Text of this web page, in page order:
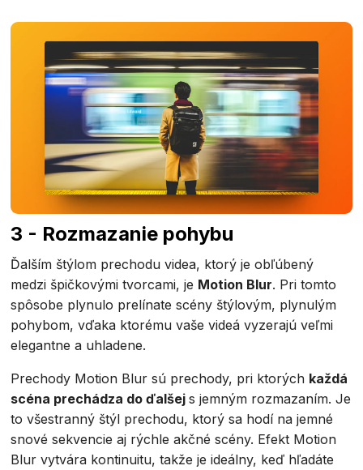
3 - Rozmazanie pohybu
Ďalším štýlom prechodu videa, ktorý je obľúbený
medzi špičkovými tvorcami, je Motion Blur. Pri tomto
spôsobe plynulo prelínate scény štýlovým, plynulým
pohybom, vďaka ktorému vaše videá vyzerajú veľmi
elegantne a uhladene.
Prechody Motion Blur sú prechody, pri ktorých každá
scéna prechádza do ďalšejs jemným rozmazaním. Je
to všestranný štýl prechodu, ktorý sa hodí na jemné
snové sekvencie aj rýchle akčné scény. Efekt Motion
Blur vytvára kontinuitu, takže je ideálny, keď hľadáte